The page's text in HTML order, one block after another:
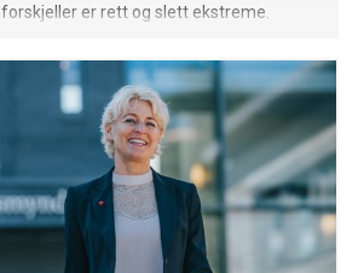
er rett og slett ekstreme.